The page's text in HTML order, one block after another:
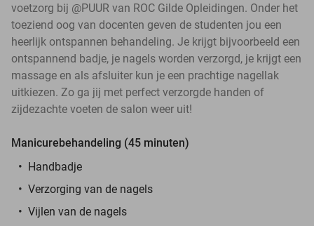
voetzorg bij @PUUR van ROC Gilde Opleidingen. Onder het
toeziend oog van docenten geven de studenten jou een
heerlijk ontspannen behandeling. Je krijgt bijvoorbeeld een
ontspannend badje, je nagels worden verzorgd, je krijgt een
massage en als afsluiter kun je een prachtige nagellak
uitkiezen. Zo ga jij met perfect verzorgde handen of
zijdezachte voeten de salon weer uit!
Manicurebehandeling (45 minuten)
Handbadje
Verzorging van de nagels
Vijlen van de nagels